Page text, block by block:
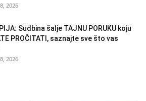
2026
Sudbina šalje TAJNU PORUKU koju
PROČITATI, saznajte sve što vas
2026